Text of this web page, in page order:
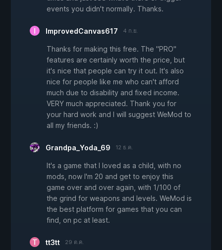
events you didn't normally. Thanks.
ImprovedCanvas617 4 ก.ย.
Thanks for making this free. The "PRO"
features are certainly worth the price, but
it's nice that people can try it out. It's also
nice for people like me who can't afford
much due to disability and fixed income.
VERY much appreciated. Thank you for
your hard work and I will suggest WeMod to
all my friends. :)
Grandpa_Yoda_69 12 ธ.ค.
It's a game that I loved as a child, with no
mods, now I'm 20 and get to enjoy this
game over and over again, with 1/100 of
the grind for weapons and levels. WeMod is
the best platform for games that you can
find, on pc at least.
tt3tt 29 ต.ค.